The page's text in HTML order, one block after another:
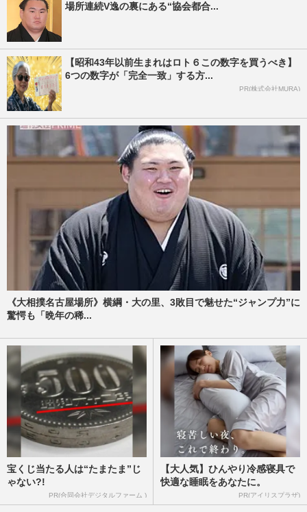
場所連続V逸の裏にある“協会都合...
【昭和43年以前生まれはロト６この数字を買うべき】
6つの数字が「完全一致」する方...
PR(株式会社MURA)
《大相撲名古屋場所》横綱・大の里、3敗目で魅せた“ジャンプ力”に
驚愕も「晩年の稀...
宝くじ当たる人は“たまたま”じ
ゃない?!
PR(合同会社デジタルファーム )
【大人気】ひんやり冷感寝具で
快適な睡眠をあなたに。
PR(アイリスプラザ)